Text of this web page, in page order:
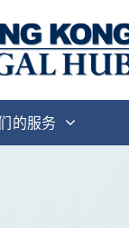
的服务